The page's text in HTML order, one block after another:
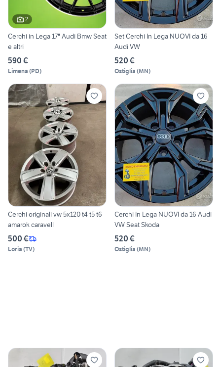
2
Cerchi in Lega 17" Audi Bmw Seat
e altri
590 €
Limena (PD)
Set Cerchi In Lega NUOVI da 16
Audi VW
520 €
Ostiglia (MN)
Cerchi originali vw 5x120 t4 t5 t6
amarok caravell
500 €
Loria (TV)
Cerchi In Lega NUOVI da 16 Audi
VW Seat Skoda
520 €
Ostiglia (MN)